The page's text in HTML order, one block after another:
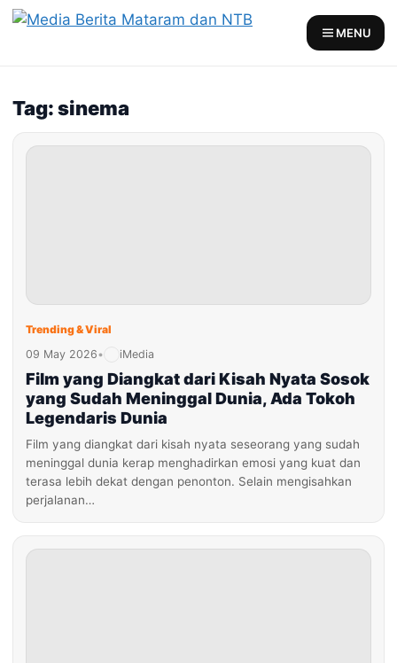
Skip
MENU
Tag: sinema
Trending & Viral
09 May 2026• iMedia
Film yang Diangkat dari Kisah Nyata Sosok
yang Sudah Meninggal Dunia, Ada Tokoh
Legendaris Dunia
Film yang diangkat dari kisah nyata seseorang yang sudah
meninggal dunia kerap menghadirkan emosi yang kuat dan
terasa lebih dekat dengan penonton. Selain mengisahkan
perjalanan…